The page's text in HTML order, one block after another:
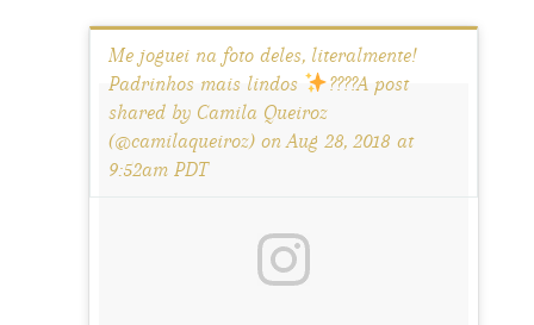
Me joguei na foto deles, literalmente!
Padrinhos mais lindos
????A post
shared by Camila Queiroz
(@camilaqueiroz) on Aug 28, 2018 at
9:52am PDT